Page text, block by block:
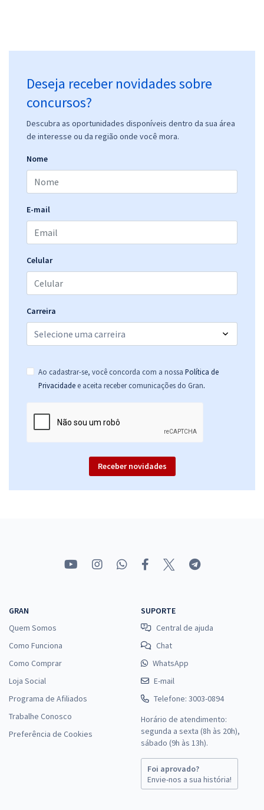
Deseja receber novidades sobre
concursos?
Descubra as oportunidades disponíveis dentro da sua área
de interesse ou da região onde você mora.
Nome
E-mail
Celular
Carreira
Ao cadastrar-se, você concorda com a nossa Política de
Privacidade e aceita receber comunicações do Gran.
Receber novidades
GRAN
Quem Somos
Como Funciona
Como Comprar
Loja Social
Programa de Afiliados
Trabalhe Conosco
Preferência de Cookies
SUPORTE
Central de ajuda
Chat
WhatsApp
E-mail
Telefone: 3003-0894
Horário de atendimento:
segunda a sexta (8h às 20h),
sábado (9h às 13h).
Foi aprovado?
Envie-nos a sua história!